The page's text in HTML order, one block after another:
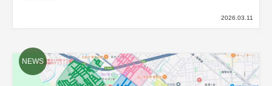
2026.03.11